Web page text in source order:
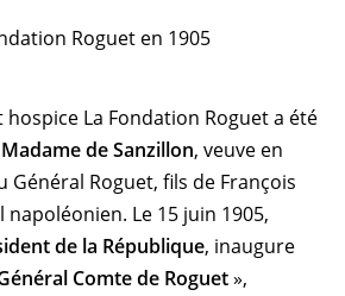
hospice La Fondation Roguet a été
Madame de Sanzillon, veuve en
Général Roguet, fils de François
napoléonien. Le 15 juin 1905,
de la République, inaugure
Comte de Roguet»,